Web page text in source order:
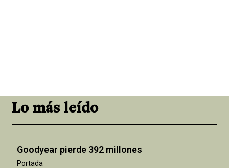
Lo más leído
Goodyear pierde 392 millones
Portada